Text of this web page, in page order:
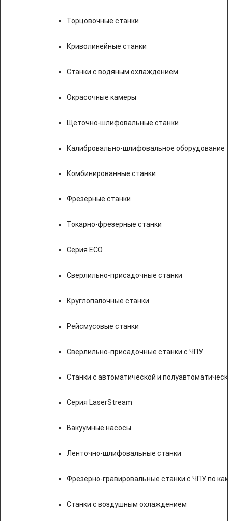
Торцовочные станки
Криволинейные станки
Станки с водяным охлаждением
Окрасочные камеры
Щеточно-шлифовальные станки
Калибровально-шлифовальное оборудование
Комбинированные станки
Фрезерные станки
Токарно-фрезерные станки
Серия ECO
Сверлильно-присадочные станки
Круглопалочные станки
Рейсмусовые станки
Сверлильно-присадочные станки с ЧПУ
Станки с автоматической и
Серия LaserStream
Вакуумные насосы
Ленточно-шлифовальные станки
Фрезерно-гравировальные станки с ЧПУ по
Станки с воздушным охлаждением